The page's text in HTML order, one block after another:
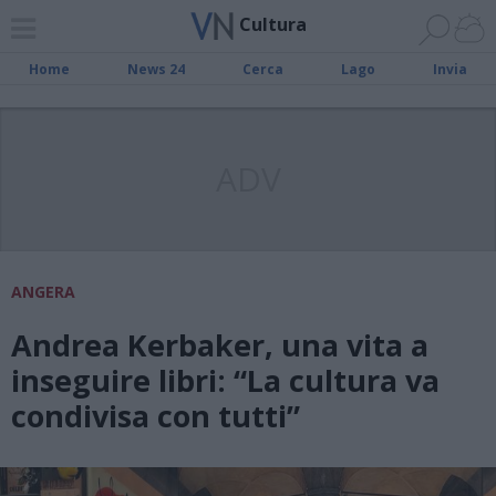
Cultura
Home News 24 Cerca Lago Invia
ANGERA
Andrea Kerbaker, una vita a
inseguire libri: “La cultura va
condivisa con tutti”